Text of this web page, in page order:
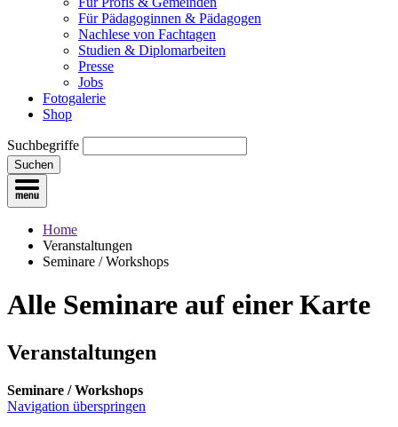
Für Pädagoginnen & Pädagogen
Nachlese von Fachtagen
Studien & Diplomarbeiten
Presse
Jobs
Fotogalerie
Shop
Suchbegriffe
Suchen
Home
Veranstaltungen
Seminare / Workshops
Alle Seminare auf einer Karte
Veranstaltungen
Seminare / Workshops
Navigation überspringen